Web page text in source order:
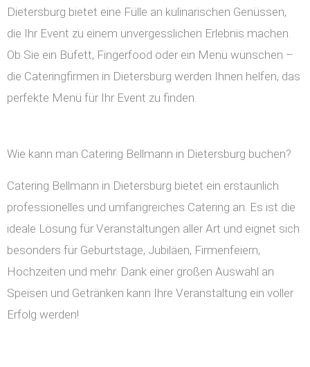
Dietersburg bietet eine Fülle an kulinarischen Genüssen,
die Ihr Event zu einem unvergesslichen Erlebnis machen.
Ob Sie ein Büfett, Fingerfood oder ein Menü wünschen –
die Cateringfirmen in Dietersburg werden Ihnen helfen, das
perfekte Menü für Ihr Event zu finden.
Wie kann man Catering Bellmann in Dietersburg buchen?
Catering Bellmann in Dietersburg bietet ein erstaunlich
professionelles und umfangreiches Catering an. Es ist die
ideale Lösung für Veranstaltungen aller Art und eignet sich
besonders für Geburtstage, Jubiläen, Firmenfeiern,
Hochzeiten und mehr. Dank einer großen Auswahl an
Speisen und Getränken kann Ihre Veranstaltung ein voller
Erfolg werden!